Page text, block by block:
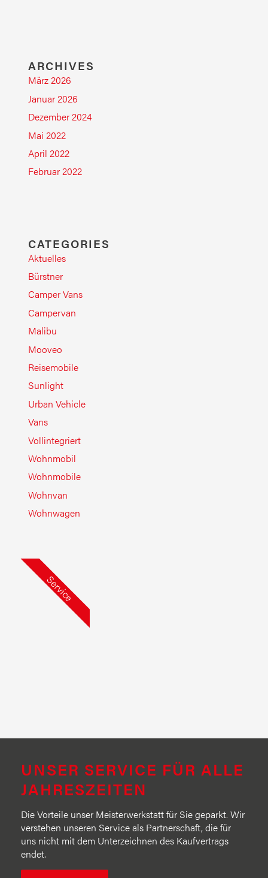
ARCHIVES
März 2026
Januar 2026
Dezember 2024
Mai 2022
April 2022
Februar 2022
CATEGORIES
Aktuelles
Bürstner
Camper Vans
Campervan
Malibu
Mooveo
Reisemobile
Sunlight
Urban Vehicle
Vans
Vollintegriert
Wohnmobil
Wohnmobile
Wohnvan
Wohnwagen
UNSER SERVICE FÜR ALLE
JAHRESZEITEN
Die Vorteile unser Meisterwerkstatt für Sie geparkt. Wir
verstehen unseren Service als Partnerschaft, die für
uns nicht mit dem Unterzeichnen des Kaufvertrags
endet.
Service